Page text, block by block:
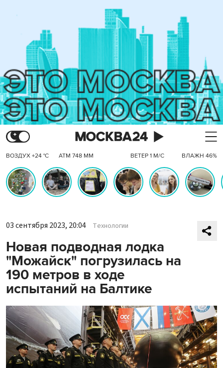
ВОЗДУХ +24 °C АТМ 748 ММ ВЕТЕР 1 М/С ВЛАЖН 46%
03 сентября 2023, 20:04 Технологии
Новая подводная лодка
"Можайск" погрузилась на
190 метров в ходе
испытаний на Балтике